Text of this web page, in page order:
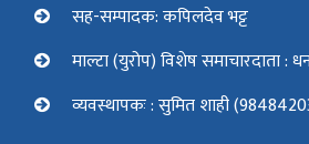
सह-सम्पादक: कपिलदेव भट्ट
माल्टा (युरोप) विशेष समाचारदाता :
व्यवस्थापकः : सुमित शाही